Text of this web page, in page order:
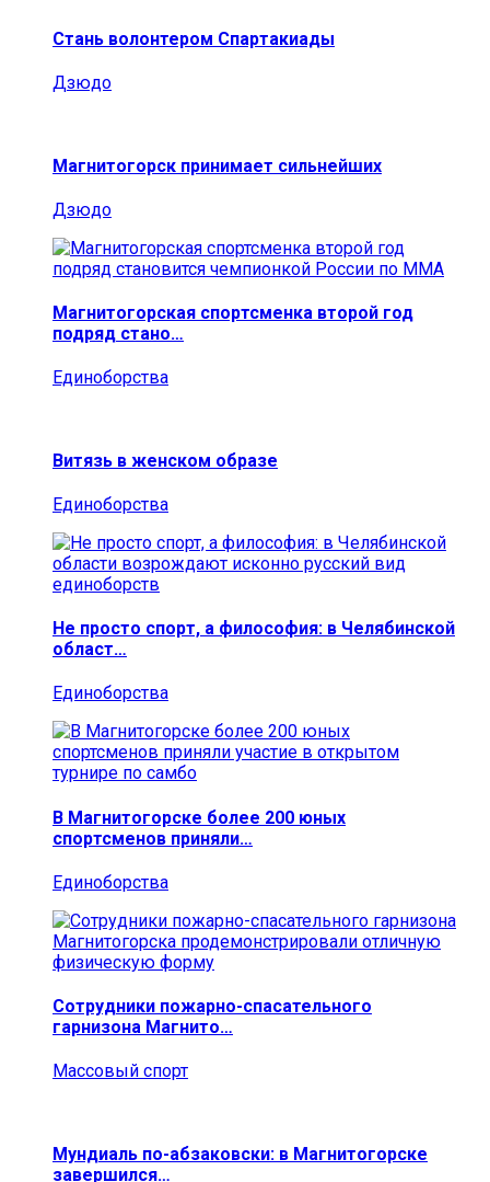
Стань волонтером Спартакиады
Дзюдо
Магнитогорск принимает сильнейших
Дзюдо
Магнитогорская спортсменка второй год
подряд стано…
Единоборства
Витязь в женском образе
Единоборства
Не просто спорт, а философия: в Челябинской
област…
Единоборства
В Магнитогорске более 200 юных
спортсменов приняли…
Единоборства
Сотрудники пожарно-спасательного
гарнизона Магнито…
Массовый спорт
Мундиаль по-абзаковски: в Магнитогорске
завершился…